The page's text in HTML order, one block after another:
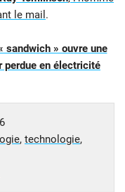
le mail .
sandwich » ouvre une
perdue en électricité
, technologie,